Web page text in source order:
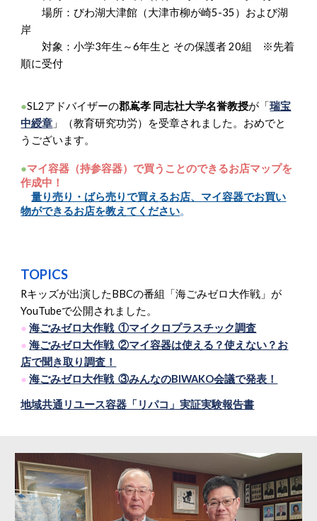
場所：びわ湖大津館（大津市柳が崎5-35）および湖
岸
対象：小学3年生～6年生と その保護者 20組 ※先着
順に受付
●SL2アドバイザーの郡嶌孝 同志社大学名誉教授が「瑞宝
中綬章 」（教育研究功労）を受章されました。おめでと
うございます。
●マイ容器（持参容器）で買うことのできるお店マップを
作成中！
量り売り・ばら売りで買えるお店、マイ容器でお買い
物ができるお店を教えてください。
TOPICS
Rキッズが出演したBBCの番組「海ごみゼロ大作戦」が
YouTubeで公開されました。
● 海ごみゼロ大作戦 ①マイクロプラスチック調査
● 海ごみゼロ大作戦 ②マイ容器は使える？使えない？お
店で聞き取り調査！
● 海ごみゼロ大作戦 ③みんなのBIWAKO会議で発表！
地域共通リユース容器「リパコ」実証実験報告書